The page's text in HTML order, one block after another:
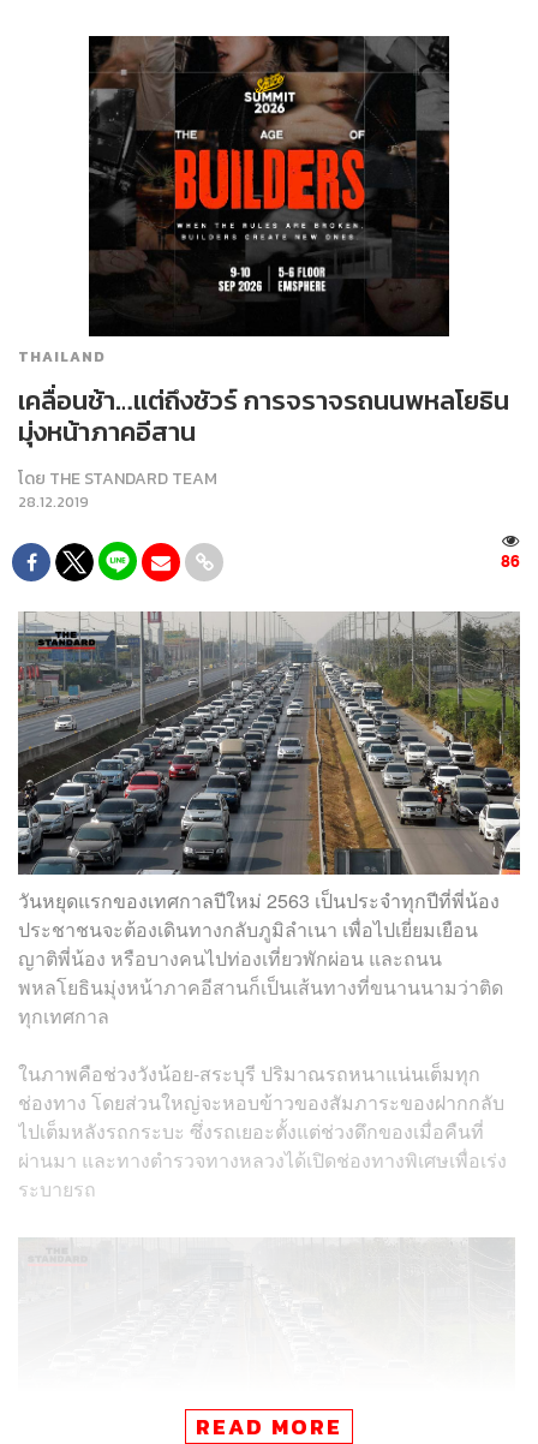
THAILAND
เคลื่อนช้า…แต่ถึงชัวร์ การจราจรถนนพหลโยธิน
มุ่งหน้าภาคอีสาน
โดย THE STANDARD TEAM
28.12.2019
86
วันหยุดแรกของเทศกาลปีใหม่ 2563 เป็นประจำทุกปีที่พี่น้อง
ประชาชนจะต้องเดินทางกลับภูมิลำเนา เพื่อไปเยี่ยมเยือน
ญาติพี่น้อง หรือบางคนไปท่องเที่ยวพักผ่อน และถนน
พหลโยธินมุ่งหน้าภาคอีสานก็เป็นเส้นทางที่ขนานนามว่าติด
ทุกเทศกาล
ในภาพคือช่วงวังน้อย-สระบุรี ปริมาณรถหนาแน่นเต็มทุก
ช่องทาง โดยส่วนใหญ่จะหอบข้าวของสัมภาระของฝากกลับ
ไปเต็มหลังรถกระบะ ซึ่งรถเยอะตั้งแต่ช่วงดึกของเมื่อคืนที่
ผ่านมา และทางตำรวจทางหลวงได้เปิดช่องทางพิเศษเพื่อเร่ง
ระบายรถ
READ MORE